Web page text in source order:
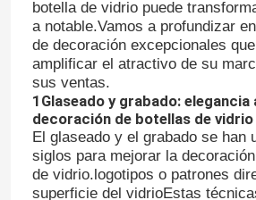
botella de vidrio puede
a notable.Vamos a profundizar
de decoración excepcionales
amplificar el atractivo de su
sus ventas.
1Glaseado y grabado: elegancia
decoración de botellas de vidrio
El glaseado y el grabado se han
siglos para mejorar la
de vidrio.logotipos o patrones
superficie del vidrioEstas